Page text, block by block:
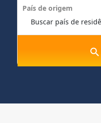
País de origem